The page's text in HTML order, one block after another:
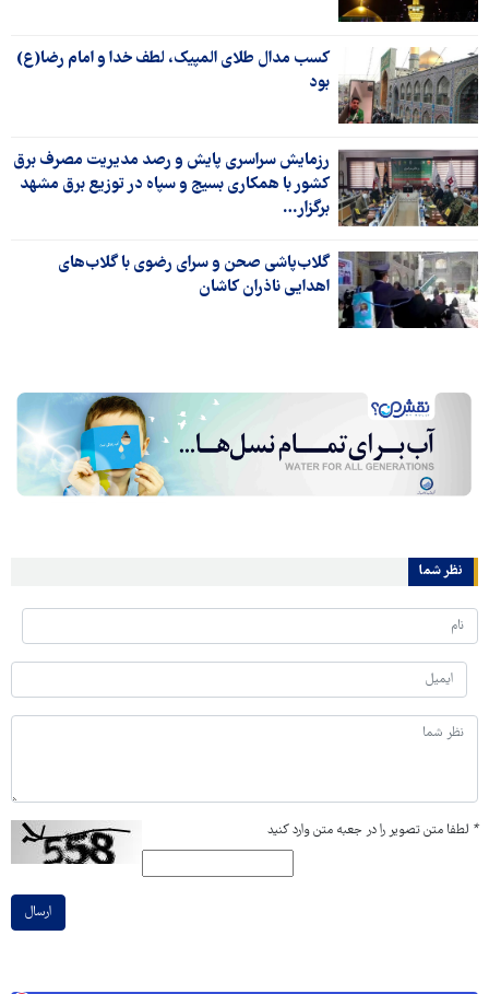
کسب مدال طلای المپیک، لطف خدا و امام رضا(ع)
بود
رزمایش سراسری پایش و رصد مدیریت مصرف برق
کشور با همکاری بسیج و سپاه در توزیع برق مشهد
برگزار…
گلاب‌پاشی صحن و سرای رضوی با گلاب‌های
اهدایی ناذران کاشان
نظر شما
* لطفا متن تصویر را در جعبه متن وارد کنید
ارسال